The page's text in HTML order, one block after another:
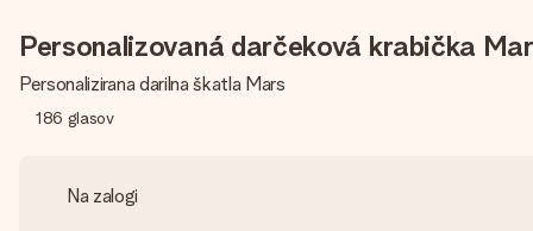
Personalizovaná darčeková krabička
Personalizirana darilna škatla Mars
186 glasov
Na zalogi